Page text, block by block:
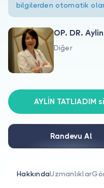
Hakkımızda
Doktorlar için
Doktor
bilgilerden otomatik
OP. DR.
Diğer
AYLİN TATLIADIM
Randevu Al
HakkındaUzmanlıklar